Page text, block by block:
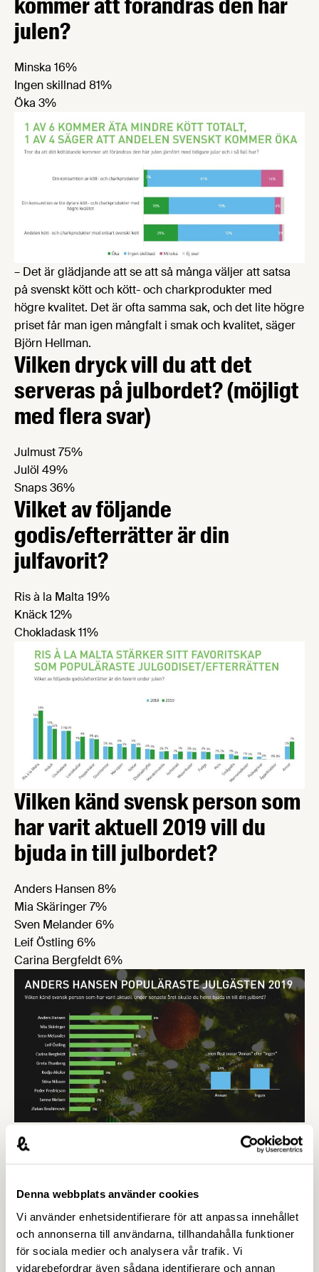
Denna webbplats använder cookies
Vi använder enhetsidentifierare för att anpassa innehållet
och annonserna till användarna, tillhandahålla funktioner
för sociala medier och analysera vår trafik. Vi
vidarebefordrar även sådana identifierare och annan
julen?
Minska 16%
Ingen skillnad 81%
Öka 3%
– Det är glädjande att se att så många väljer att satsa
på svenskt kött och kött- och charkprodukter med
högre kvalitet. Det är ofta samma sak, och det lite högre
priset får man igen mångfalt i smak och kvalitet, säger
Björn Hellman.
Vilken dryck vill du att det
serveras på julbordet? (möjligt
med flera svar)
Julmust 75%
Julöl 49%
Snaps 36%
Vilket av följande
godis/efterrätter är din
julfavorit?
Ris à la Malta 19%
Knäck 12%
Chokladask 11%
Vilken känd svensk person som
har varit aktuell 2019 vill du
bjuda in till julbordet?
Anders Hansen 8%
Mia Skäringer 7%
Sven Melander 6%
Leif Östling 6%
Carina Bergfeldt 6%
till julbordet. Jag väljer dock att tolka resultatet som att
Anders Hansen är väldigt uppskattad för sin
kring det svenska julbordet skulle vara så påfrestande
mentalt att man behöver ha en psykiatriker till hands.
Men det vanligaste svaret på frågan är ju ”Ingen”, och
det är inte så konstigt. Julen är en tid som man först och